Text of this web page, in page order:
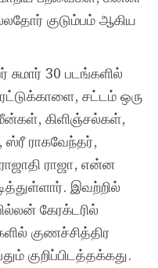
குடும்பம் ஆகிய
30 படங்களில்
சட்டம் ஒரு
கிளிஞ்சல்கள்,
ராகவேந்தர்,
ராஜா, என்ன
இவற்றில்
கேரக்டரில்
குணச்சித்திர
குறிப்பிடத்தக்கது.